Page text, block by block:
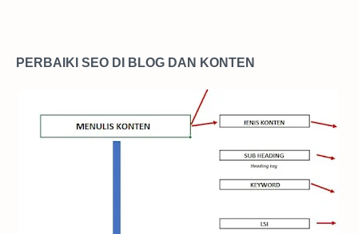
PERBAIKI SEO DI BLOG DAN KONTEN